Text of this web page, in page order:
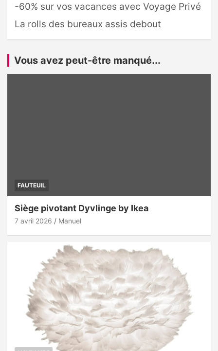
-60% sur vos vacances avec Voyage Privé
La rolls des bureaux assis debout
Vous avez peut-être manqué...
FAUTEUIL
Siège pivotant Dyvlinge by Ikea
7 avril 2026 Manuel